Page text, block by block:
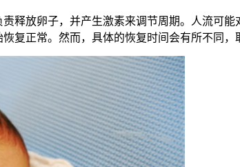
放卵子，并产生激素来调节周期。人流可能
正常。然而，具体的恢复时间会有所不同，